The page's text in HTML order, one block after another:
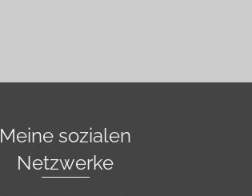
Meine sozialen
Netzwerke